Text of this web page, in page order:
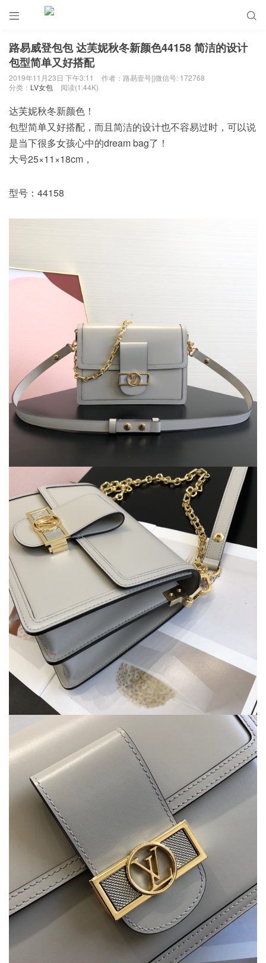
 
路易威登包包 达芙妮秋冬新颜色44158 简洁的设计
包型简单又好搭配
2019年11月23日 下午3:11
作者：路易壹号||微信号: 172768
分类： LV女包 阅读(1.44K)
达芙妮秋冬新颜色！
包型简单又好搭配，而且简洁的设计也不容易过时，可以说
是当下很多女孩心中的dream bag了！
大号25×11×18cm，
型号：44158